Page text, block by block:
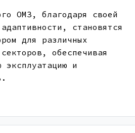
ОМЗ, благодаря своей
становятся
для различных
обеспечивая
эксплуатацию и